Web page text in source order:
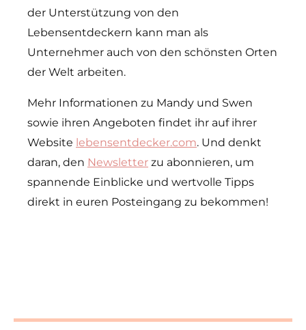
der Unterstützung von den
Lebensentdeckern kann man als
Unternehmer auch von den schönsten Orten
der Welt arbeiten.
Mehr Informationen zu Mandy und Swen
sowie ihren Angeboten findet ihr auf ihrer
Website lebensentdecker.com. Und denkt
daran, den Newsletter zu abonnieren, um
spannende Einblicke und wertvolle Tipps
direkt in euren Posteingang zu bekommen!